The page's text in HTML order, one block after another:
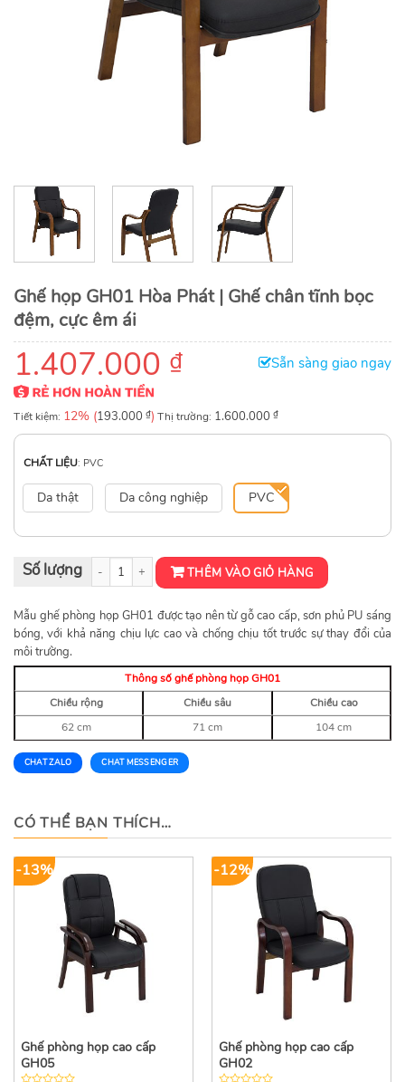
Ghế họp GH01 Hòa Phát | Ghế chân tĩnh bọc
đệm, cực êm ái
1.407.000 ₫ Sẵn sàng giao ngay
Tiết kiệm: 12% (193.000 ₫) Thị trường: 1.600.000 ₫
CHẤT LIỆU: PVC
Da thật Da công nghiệp PVC
Ghế phòng họp cao cấp GH01 số lượngTHÊM VÀO GIỎ HÀNG
Mẫu ghế phòng họp GH01 được tạo nêntừ gỗ cao cấp, sơn phủ PU sáng
bóng, với khả năng chịu lực cao và chống chịu tốt trước sự thay đổi của
môi trường.
Thông số ghế phòng họp GH01
Chiều rộng
Chiều sâu
Chiều cao
62 cm
71 cm 104 cm
CHAT ZALO CHAT MESSENGER
CÓ THỂ BẠN THÍCH…
-13%
Ghế phòng họp cao cấp
GH05
-12%
Ghế phòng họp cao cấp
GH02